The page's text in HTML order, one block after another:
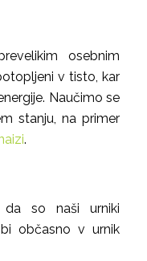
osebnim
v tisto, kar
Naučimo se
stanju, na primer
.
so naši urniki
občasno v urnik